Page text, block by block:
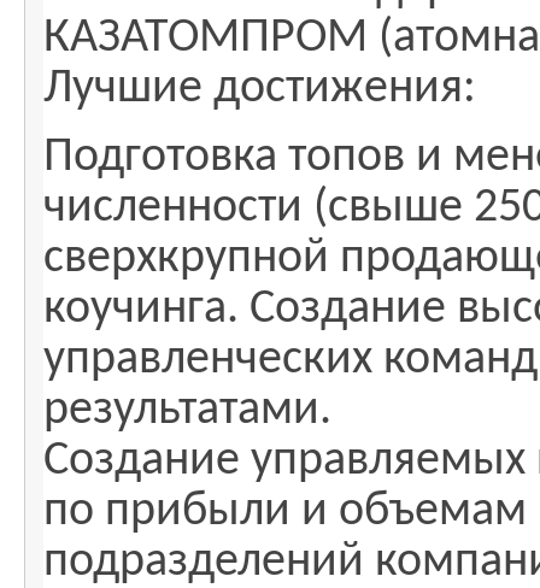
КАЗАТОМПРОМ
Лучшие достижения:
Подготовка топов и
численности (свыше
сверхкрупной
коучинга. Создание
управленческих
результатами.
Создание
по прибыли и объемам
подразделений